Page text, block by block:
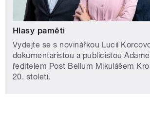
Hlasy paměti
Vydejte se s novinářkou Lucií
dokumentaristou a publicistou
ředitelem Post Bellum Mikulášem
20. století.